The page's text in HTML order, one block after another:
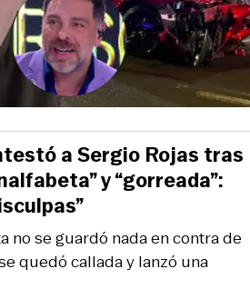
no se guardó nada en contra de
quedó callada y lanzó una
a Sergio Rojas tras
y “gorreada”: